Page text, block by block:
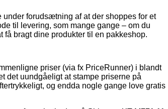
forudsætning af at der shoppes for et
til levering, som mange gange – om du
bragt dine produkter til en pakkeshop.
priser (via fx PriceRunner) i blandt
det uundgåeligt at stampe priserne på
og endda nogle gange love gratis